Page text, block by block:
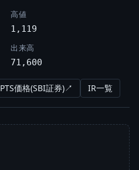
高値
1,119
出来高
71,600
PTS価格(SBI証券)↗ IR一覧